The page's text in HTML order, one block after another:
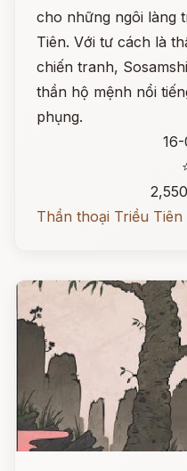
cho những ngôi làng
Tiên. Với tư cách là
chiến tranh,
thần hộ mệnh nổi
phụng.
16-
Thần thoại Triều Tiên